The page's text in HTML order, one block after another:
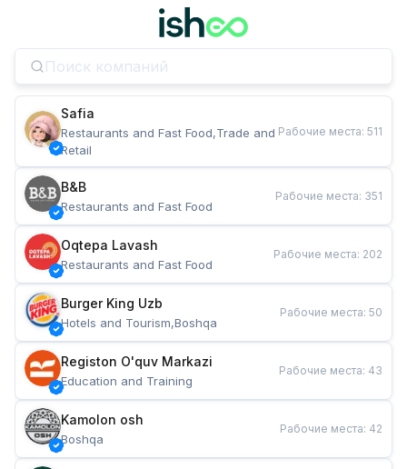
Safia
Restaurants and Fast Food,Trade and
Retail
Рабочие места: 511
B&B
Restaurants and Fast Food
Рабочие места: 351
Oqtepa Lavash
Restaurants and Fast Food
Рабочие места: 202
Burger King Uzb
Hotels and Tourism,Boshqa
Рабочие места: 50
Registon O'quv Markazi
Education and Training
Рабочие места: 43
Kamolon osh
Boshqa
Рабочие места: 42